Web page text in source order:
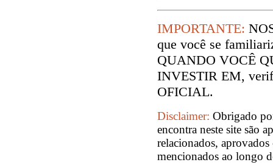
IMPORTANTE:
que você se
QUANDO VOCÊ
INVESTIR EM,
OFICIAL.
Disclaimer: Obrigado
encontra neste site são
relacionados,
mencionados ao longo